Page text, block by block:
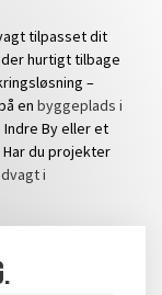
tilpasset dit
hurtigt tilbage
–
en byggeplads i
By eller et
du projekter
i